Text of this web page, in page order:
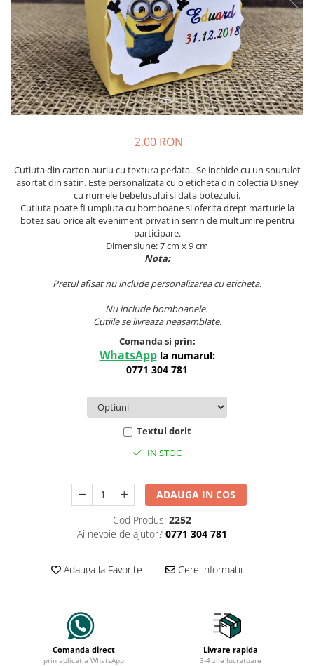
Meniuri & nr de BOTEZ
Plicuri si cartoane pentru INVITATII
TAVA pentru MOT
Cruciulite de BOTEZ
Invitatii BANCHET
Trusouri & Lumanari Botez
Pahare Miri & Nasi
Cocarde nunta
Inmormatare/pomana
Meniuri pentru NUNTA
Decoratiuni NUNTA
2,00 RON
Cutiuta din carton auriu cu textura perlata.. Se inchide cu un snurulet
asortat din satin. Este personalizata cu o eticheta din colectia Disney
cu numele bebelusului si data botezului.
Cutiuta poate fi umpluta cu bomboane si oferita drept marturie la
botez sau orice alt eveniment privat in semn de multumire pentru
participare.
Dimensiune: 7 cm x 9 cm
Nota:
Pretul afisat nu include personalizarea cu eticheta.
Nu include bomboanele.
Cutiile se livreaza neasamblate.
Comanda si prin:
WhatsApp la numarul:
0771 304 781
Textul dorit
IN STOC
ADAUGA IN COS
Cod Produs: 2252
Ai nevoie de ajutor? 0771 304 781
Adauga la Favorite Cere informatii
Comanda direct
prin aplicatia WhatsApp
Livrare rapida
3-4 zile lucratoare